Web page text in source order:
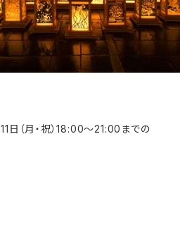
日（月・祝）18:00～21:00までの